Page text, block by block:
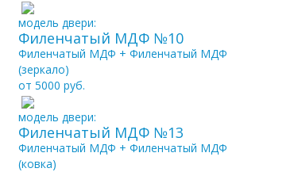
модель двери:
Филенчатый МДФ №10
Филенчатый МДФ + Филенчатый МДФ
(зеркало)
от 5000 руб.
модель двери:
Филенчатый МДФ №13
Филенчатый МДФ + Филенчатый МДФ
(ковка)